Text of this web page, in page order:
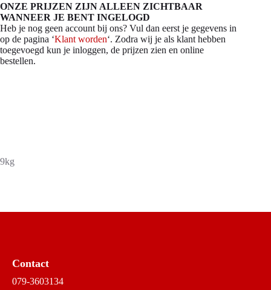
ONZE PRIJZEN ZIJN ALLEEN ZICHTBAAR
WANNEER JE BENT INGELOGD
Heb je nog geen account bij ons? Vul dan eerst je gegevens in
op de pagina ‘Klant worden‘. Zodra wij je als klant hebben
toegevoegd kun je inloggen, de prijzen zien en online
bestellen.
9kg
Contact
079-3603134